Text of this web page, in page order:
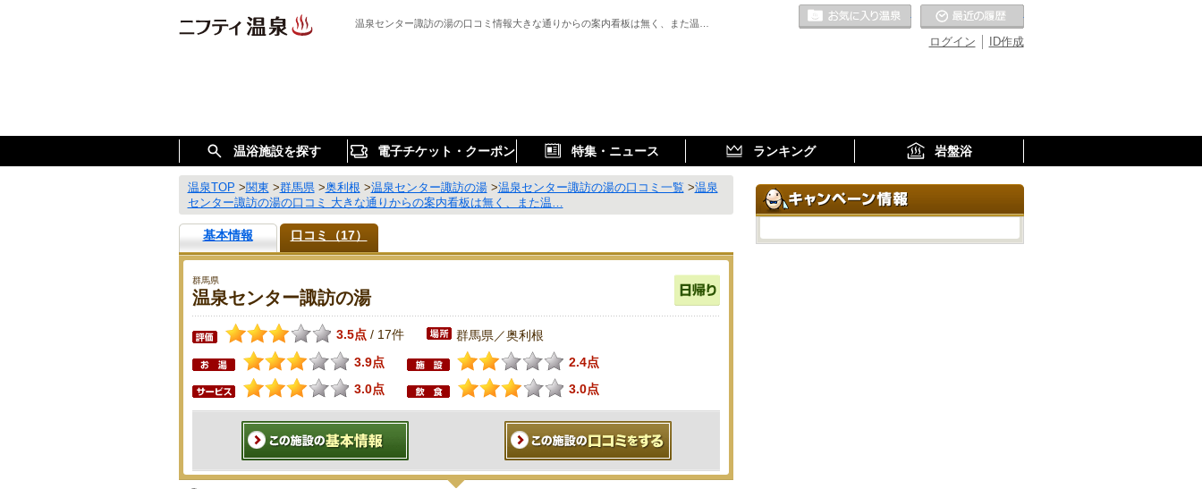
温泉センター諏訪の湯の口コミ情報大きな通りからの案内看板は無く、また温…
ID作成
ログイン
お気に入りの温泉
温浴施設を探す 電子チケット・クーポン 特集・ニュース ランキング 岩盤浴
温泉TOP >関東 >群馬県>奥利根 >温泉センター諏訪の湯>温泉センター諏訪の湯の口コミ一覧 >温泉
センター諏訪の湯の口コミ 大きな通りからの案内看板は無く、また温…
基本情報 口コミ（17）
群馬県
温泉センター諏訪の湯
3.5点 / 17件 群馬県／奥利根
3.9点
2.4点
3.0点
3.0点